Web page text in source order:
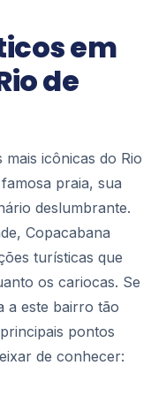
e
também um
com
Guia
Viagem
de ônibus
conhecer
a Lagoa
em
de
icônicas do Rio
praia, sua
deslumbrante.
Copacabana
turísticas que
os cariocas. Se
a este bairro tão
pontos
de conhecer: